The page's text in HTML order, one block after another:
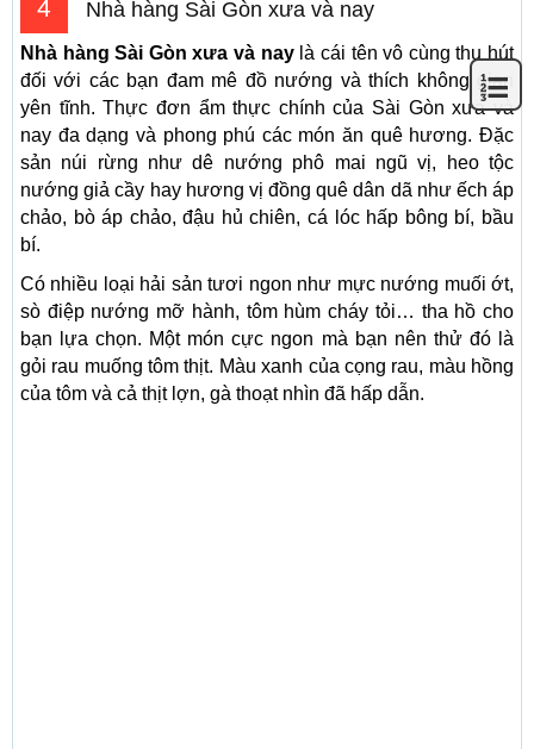
4 Nhà hàng Sài Gòn xưa và nay
Nhà hàng Sài Gòn xưa và naylà cái tên vô cùng thu hút
đối với các bạn đam mê đồ nướng và thích không gian
yên tĩnh. Thực đơn ẩm thực chính của Sài Gòn xưa và
nay đa dạng và phong phú các món ăn quê hương. Đặc
sản núi rừng như dê nướng phô mai ngũ vị, heo tộc
nướng giả cầy hay hương vị đồng quê dân dã như ếch áp
chảo, bò áp chảo, đậu hủ chiên, cá lóc hấp bông bí, bầu
bí.
Có nhiều loại hải sản tươi ngon như mực nướng muối ớt,
sò điệp nướng mỡ hành, tôm hùm cháy tỏi… tha hồ cho
bạn lựa chọn. Một món cực ngon mà bạn nên thử đó là
gỏi rau muống tôm thịt. Màu xanh của cọng rau, màu hồng
của tôm và cả thịt lợn, gà thoạt nhìn đã hấp dẫn.